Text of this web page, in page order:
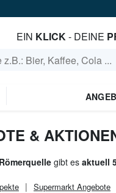
EIN KLICK- DEINE
&
Römerquelle gibt es aktuell
Supermarkt Angebote